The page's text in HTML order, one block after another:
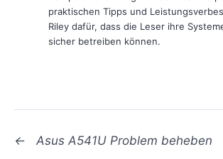
praktischen Tipps und
Riley dafür, dass die Leser ihre
sicher betreiben können.
← Asus A541U Problem beheben